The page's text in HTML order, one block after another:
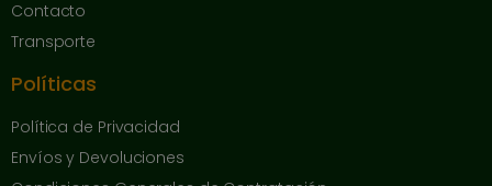
Contacto
Transporte
Políticas
Política de Privacidad
Envíos y Devoluciones